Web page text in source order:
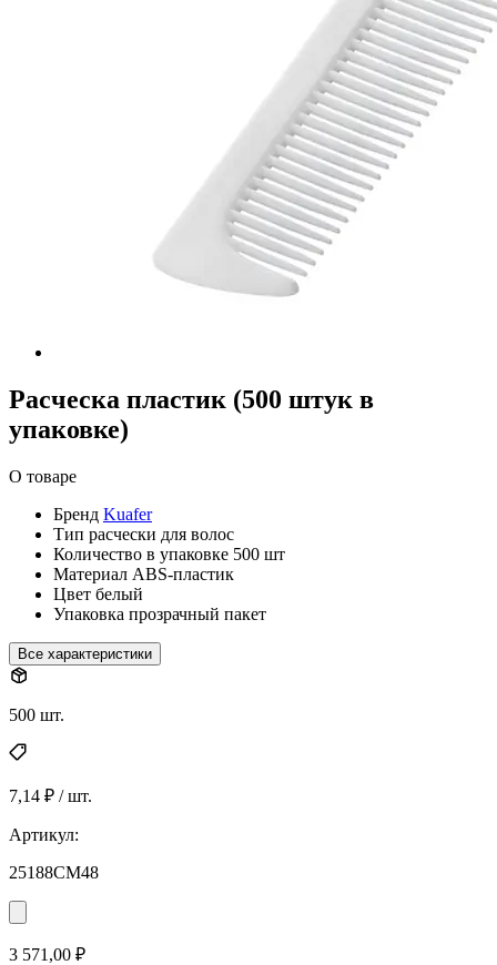
Расческа пластик (500 штук в
упаковке)
О товаре
Бренд Kuafer
Тип расчески для волос
Количество в упаковке 500 шт
Материал ABS-пластик
Цвет белый
Упаковка прозрачный пакет
Все характеристики
500 шт.
7,14 ₽ / шт.
Артикул:
25188СМ48
3 571,00 ₽